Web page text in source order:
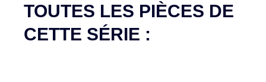
TOUTES LES PIÈCES DE
CETTE SÉRIE :